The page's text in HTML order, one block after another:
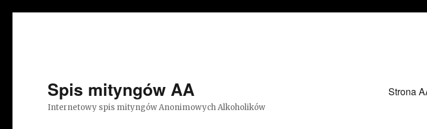
Spis mityngów AA
Internetowy spis mityngów Anonimowych Alkoholików
Strona